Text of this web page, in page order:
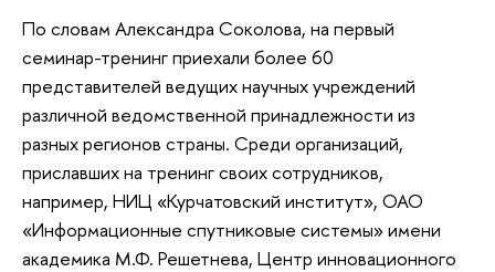
По словам Александра Соколова, на первый
семинар-тренинг приехали более 60
представителей ведущих научных учреждений
различной ведомственной принадлежности из
разных регионов страны. Среди организаций,
приславших на тренинг своих сотрудников,
например, НИЦ «Курчатовский институт», ОАО
«Информационные спутниковые системы» имени
академика М.Ф. Решетнева, Центр инновационного